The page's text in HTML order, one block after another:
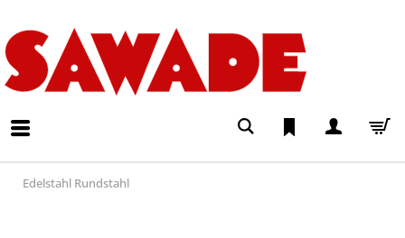
Edelstahl Rundstahl